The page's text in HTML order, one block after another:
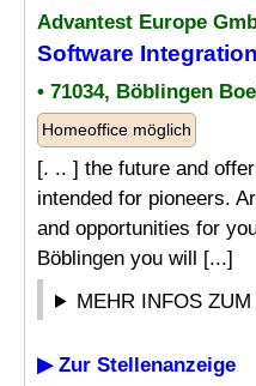
Advantest Europe
Software
• 71034, Böblingen
Homeoffice möglich
[. .. ] the future and
intended for pioneers.
and opportunities for
Böblingen you will [...]
MEHR INFOS
▶ Zur Stellenanzeige